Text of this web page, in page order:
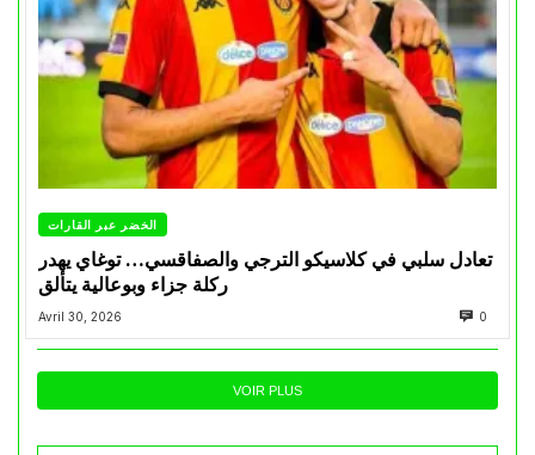
الخضر عبر القارات
تعادل سلبي في كلاسيكو الترجي والصفاقسي… توغاي يهدر
ركلة جزاء وبوعالية يتألق
Avril 30, 2026 0
VOIR PLUS